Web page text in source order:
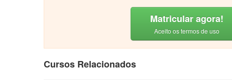
Matricular agora!
Aceito os termos de uso
Cursos Relacionados